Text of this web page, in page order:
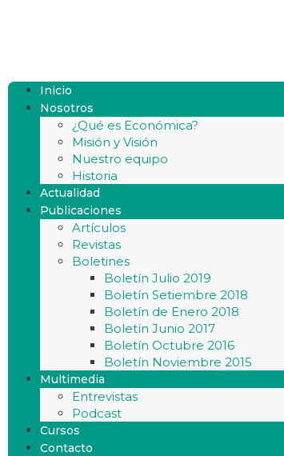
Inicio
Nosotros
¿Qué es Económica?
Misión y Visión
Nuestro equipo
Historia
Actualidad
Publicaciones
Artículos
Revistas
Boletines
Boletín Julio 2019
Boletín Setiembre 2018
Boletín de Enero 2018
Boletín Junio 2017
Boletín Octubre 2016
Boletín Noviembre 2015
Multimedia
Entrevistas
Podcast
Cursos
Contacto